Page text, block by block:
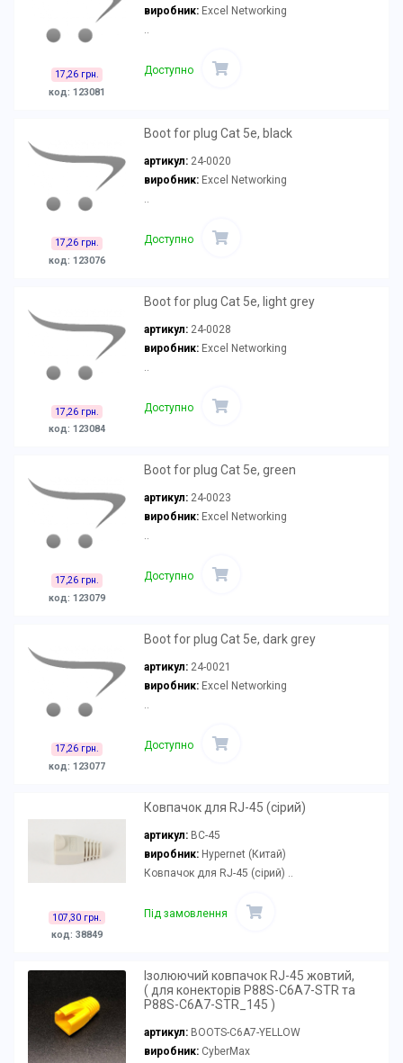
17,26 грн.
код: 123081
виробник:Excel Networking
..
Доступно
17,26 грн.
код: 123076
Boot for plug Cat 5e, black
артикул: 24-0020
виробник:Excel Networking
Доступно
17,26 грн.
код: 123084
Boot for plug Cat 5e, light grey
артикул: 24-0028
виробник:Excel Networking
..
Доступно
17,26 грн.
код: 123079
Boot for plug Cat 5e, green
артикул: 24-0023
виробник:Excel Networking
..
Доступно
17,26 грн.
код: 123077
Boot for plug Cat 5e, dark grey
артикул: 24-0021
виробник:Excel Networking
Доступно
107,30 грн.
код: 38849
Ковпачок для RJ-45 (сірий)
артикул: BC-45
виробник:Hypernet (Китай)
Ковпачок для RJ-45 (сірий) ..
Під замовлення
Ізолюючий ковпачок RJ-45 жовтий,
( для конекторів P88S-C6A7-STR та
P88S-C6A7-STR_145 )
артикул: BOOTS-C6A7-YELLOW
виробник:CyberMax